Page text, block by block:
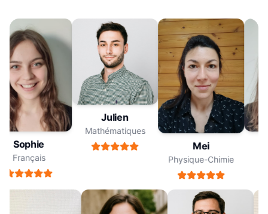
Sophie
Français
Julien
Mathématiques
Mei
Physique-Chimie